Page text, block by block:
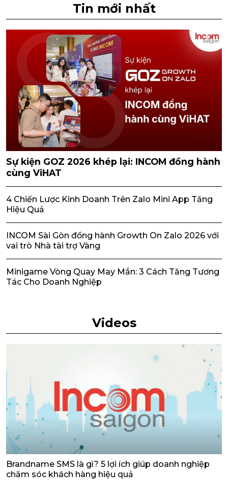
Tin mới nhất
Sự kiện GOZ 2026 khép lại: INCOM đồng hành
cùng ViHAT
4 Chiến Lược Kinh Doanh Trên Zalo Mini App Tăng
Hiệu Quả
INCOM Sài Gòn đồng hành Growth On Zalo 2026 với
vai trò Nhà tài trợ Vàng
Minigame Vòng Quay May Mắn: 3 Cách Tăng Tương
Tác Cho Doanh Nghiệp
Videos
Brandname SMS là gì? 5 lợi ích giúp doanh nghiệp
chăm sóc khách hàng hiệu quả